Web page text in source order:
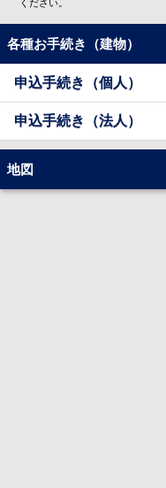
ください。
各種お手続き（建物）
申込手続き（個人）
申込手続き（法人）
地図